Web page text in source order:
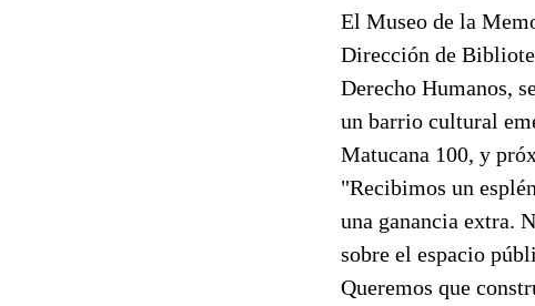
El Museo de la
Dirección de
Derecho Humanos,
un barrio cultural
Matucana 100, y
"Recibimos un
una ganancia extra.
sobre el espacio
Queremos que